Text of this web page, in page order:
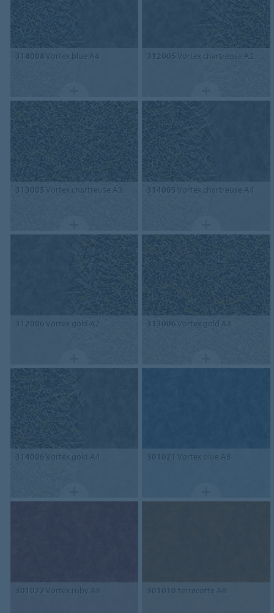
314004 Vortex blue A4 312005 Vortex chartreuse A2
313005 Vortex chartreuse A3 314005 Vortex chartreuse A4
312006 Vortex gold A2 313006 Vortex gold A3
314006 Vortex gold A4 301021 Vortex blue AB
301022 Vortex ruby AB 301010 terracotta AB